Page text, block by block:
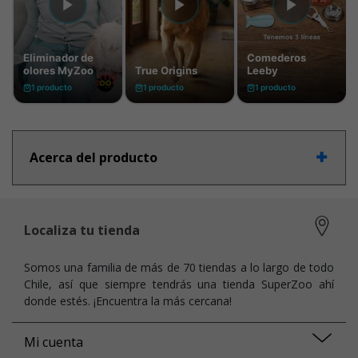
Acerca del producto
Localiza tu tienda
Somos una familia de más de 70 tiendas a lo largo de todo
Chile, así que siempre tendrás una tienda SuperZoo ahí
donde estés. ¡Encuentra la más cercana!
Mi cuenta